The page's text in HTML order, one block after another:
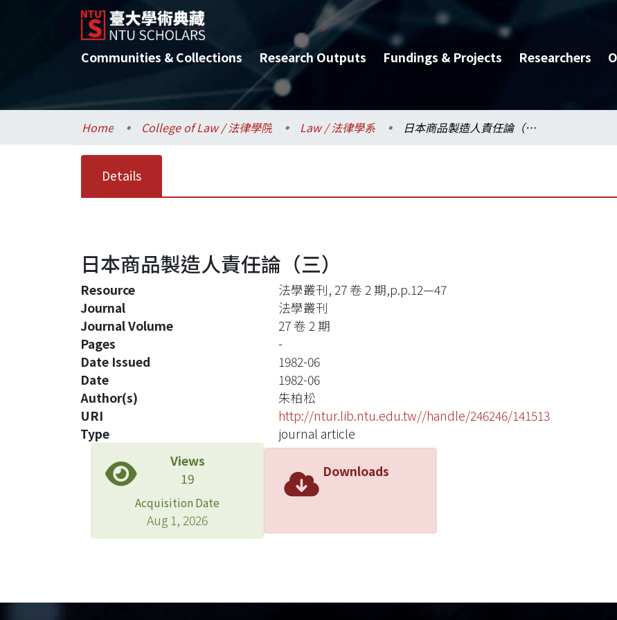
Communities & Collections Research Outputs Fundings & Projects Researchers
Home College of Law / 法律學院 Law / 法律學系 日本商品製造人責任論（三）
Details
日本商品製造人責任論（三）
Resource
法學叢刊, 27 卷 2 期,p.p.12—47
Journal
法學叢刊
Journal Volume
27 卷 2 期
Pages
-
Date Issued
1982-06
Date
1982-06
Author(s)
朱柏松
URI
http://ntur.lib.ntu.edu.tw//handle/246246/141513
Type
journal article
Views
19
Acquisition Date
Aug 1, 2026
Downloads